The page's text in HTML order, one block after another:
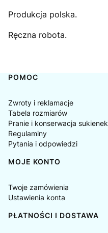
Produkcja polska.
Ręczna robota.
Linki w stopce
POMOC
Zwroty i reklamacje
Tabela rozmiarów
Pranie i konserwacja sukienek
Regulaminy
Pytania i odpowiedzi
MOJE KONTO
Twoje zamówienia
Ustawienia konta
PŁATNOŚCI I DOSTAWA